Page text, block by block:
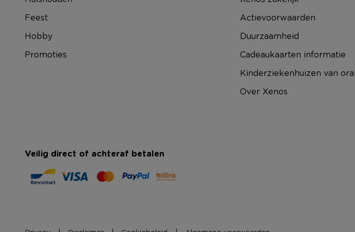
Feest
Hobby
Promoties
Actievoorwaarden
Duurzaamheid
Cadeaukaarten informatie
Kinderziekenhuizen van
Over Xenos
Veilig direct of achteraf betalen